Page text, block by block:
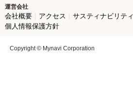
運営会社
会社概要 アクセス サスティナビリティ
個人情報保護方針
Copyright © Mynavi Corporation